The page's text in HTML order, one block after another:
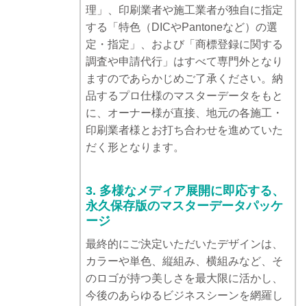
理」、印刷業者や施工業者が独自に指定
する「特色（DICやPantoneなど）の選
定・指定」、および「商標登録に関する
調査や申請代行」はすべて専門外となり
ますのであらかじめご了承ください。納
品するプロ仕様のマスターデータをもと
に、オーナー様が直接、地元の各施工・
印刷業者様とお打ち合わせを進めていた
だく形となります。
3. 多様なメディア展開に即応する、
永久保存版のマスターデータパッケ
ージ
最終的にご決定いただいたデザインは、
カラーや単色、縦組み、横組みなど、そ
のロゴが持つ美しさを最大限に活かし、
今後のあらゆるビジネスシーンを網羅し